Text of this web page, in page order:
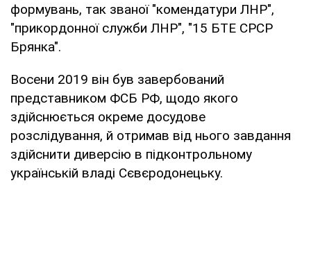
формувань, так званої "комендатури ЛНР",
"прикордонної служби ЛНР", "15 БТЕ СРСР
Брянка".
Восени 2019 він був завербований
представником ФСБ РФ, щодо якого
здійснюється окреме досудове
розслідування, й отримав від нього завдання
здійснити диверсію в підконтрольному
українській владі Сєвєродонецьку.